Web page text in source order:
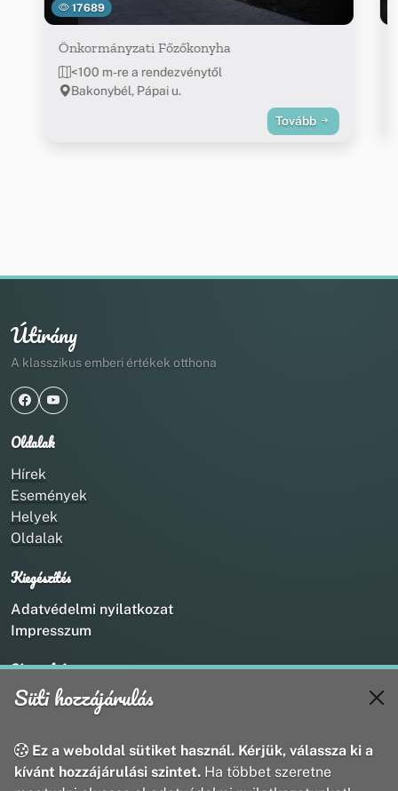
17689
Önkormányzati Főzőkonyha
<100 m-re a rendezvénytől
Bakonybél, Pápai u.
Tovább
Útirány
A klasszikus emberi értékek otthona
Oldalak
Hírek
Események
Helyek
Oldalak
Kiegészítés
Adatvédelmi nyilatkozat
Impresszum
Kapcsolat
+36 20 211 1888
webmaster@utirany.hu
8419 Csesznek, Vasút u.18.
Süti hozzájárulás
Ez a weboldal sütiket használ. Kérjük, válassza ki a
kívánt hozzájárulási szintet. Ha többet szeretne